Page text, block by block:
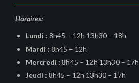
Horaires:
Lundi : 8h45 – 12h 13h30 – 18h
Mardi : 8h45 – 12h
Mercredi : 8h45 – 12h 13h30 – 17h
Jeudi : 8h45 – 12h 13h30 – 17h